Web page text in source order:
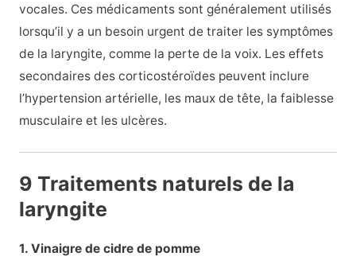
vocales. Ces médicaments sont généralement utilisés
lorsqu’il y a un besoin urgent de traiter les symptômes
de la laryngite, comme la perte de la voix. Les effets
secondaires des corticostéroïdes peuvent inclure
l’hypertension artérielle, les maux de tête, la faiblesse
musculaire et les ulcères.
9 Traitements naturels de la
laryngite
1. Vinaigre de cidre de pomme